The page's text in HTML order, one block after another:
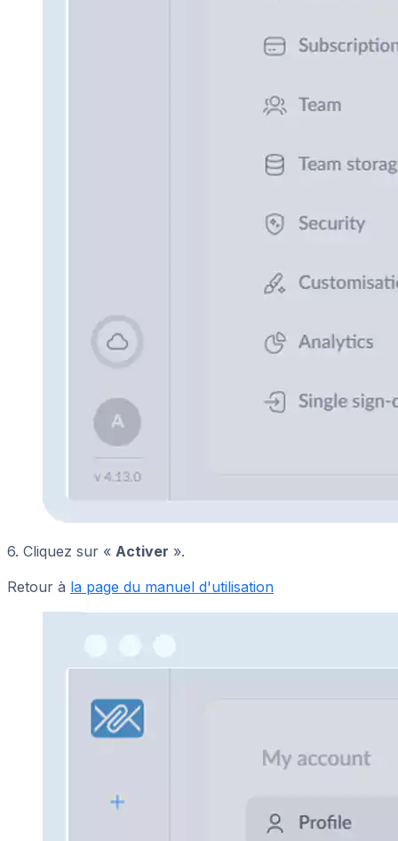
6. Cliquez sur « Activer ».
Retour à la page du manuel d'utilisation